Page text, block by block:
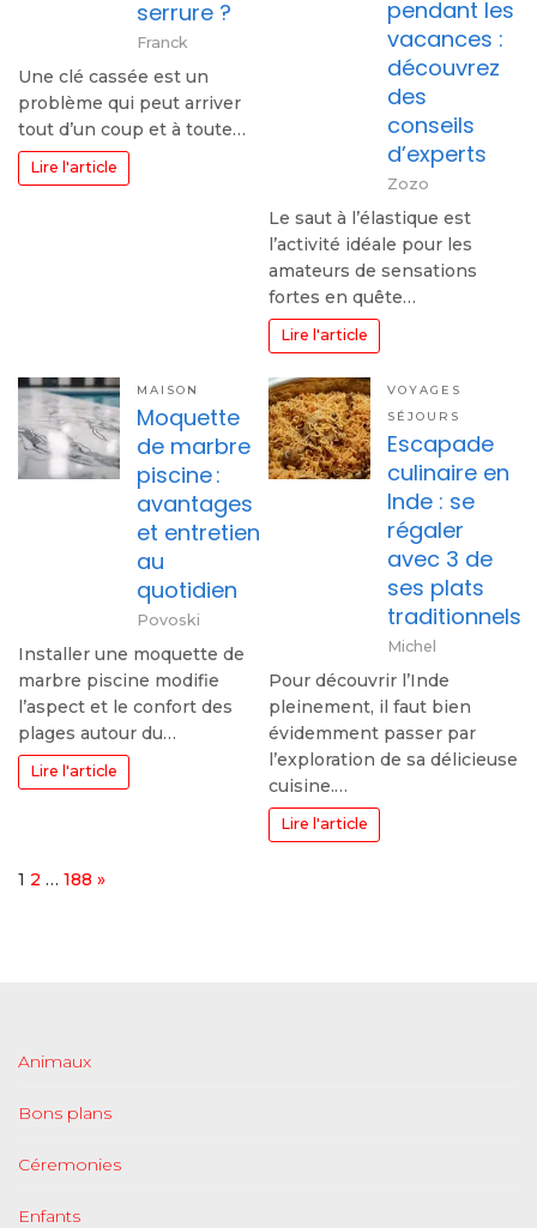
serrure ?
Franck
Une clé cassée est un
problème qui peut arriver
tout d’un coup et à toute…
Lire l'article
pendant les
vacances :
découvrez
des
conseils
d’experts
Zozo
Le saut à l’élastique est
l’activité idéale pour les
amateurs de sensations
fortes en quête…
Lire l'article
MAISON
Moquette
de marbre
piscine :
avantages
et entretien
au
quotidien
Povoski
Installer une moquette de
marbre piscine modifie
l’aspect et le confort des
plages autour du…
Lire l'article
VOYAGES
SÉJOURS
Escapade
culinaire en
Inde : se
régaler
avec 3 de
ses plats
traditionnels
Michel
Pour découvrir l’Inde
pleinement, il faut bien
évidemment passer par
l’exploration de sa délicieuse
cuisine.…
Lire l'article
Page:
1 2 … 188 Next
»
Animaux
Bons plans
Céremonies
Enfants